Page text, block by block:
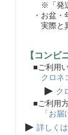
※「発送
・お盆・
実際と異
【コン
■ご利用
クロネ
▶ ク
■ご利用
「お
▶ 詳しく